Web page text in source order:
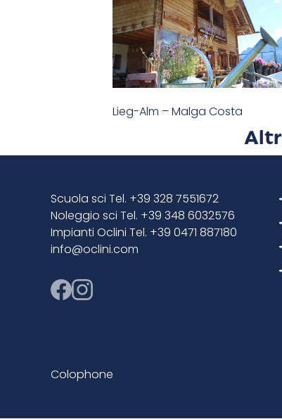
Lieg-Alm – Malga Costa
Scuola sci Tel. +39 328 7551672
Noleggio sci Tel. +39 348 6032576
Impianti Oclini Tel. +39 0471 887180
info@oclini.com
Colophone